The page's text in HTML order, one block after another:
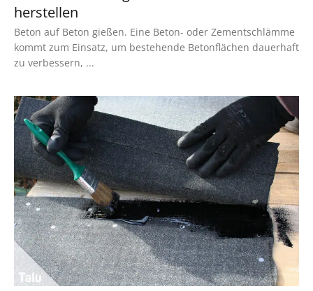
herstellen
Beton auf Beton gießen. Eine Beton- oder Zementschlämme
kommt zum Einsatz, um bestehende Betonflächen dauerhaft
zu verbessern, ...